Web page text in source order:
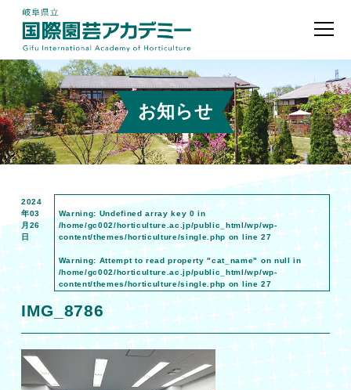
お知らせ
2024
年03
月26
日
Warning: Undefined array key 0 in
/home/gc002/horticulture.ac.jp/public_html/wp/wp-
content/themes/horticulture/single.php on line27
Warning: Attempt to read property "cat_name" on null in
/home/gc002/horticulture.ac.jp/public_html/wp/wp-
content/themes/horticulture/single.php on line27
IMG_8786